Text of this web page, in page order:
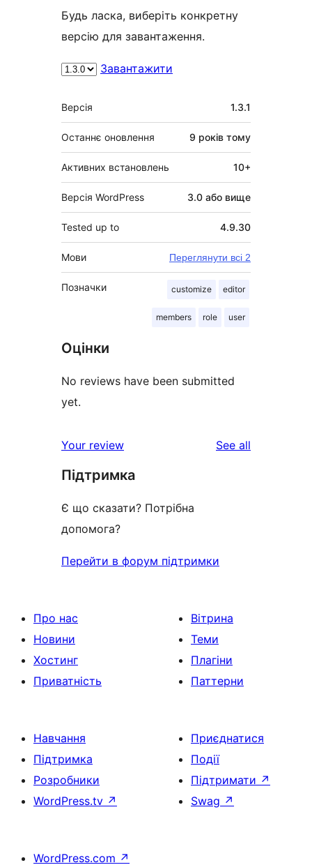
Будь ласка, виберіть конкретну
версію для завантаження.
Завантажити
Мета
Версія 1.3.1
Останнє оновлення 9 років тому
Активних встановлень 10+
Версія WordPress 3.0 або вище
Tested up to 4.9.30
Мови Переглянути всі 2
Позначки customize editor
members role user
Оцінки
No reviews have been submitted
yet.
Your review See all
Підтримка
Є що сказати? Потрібна
допомога?
Перейти в форум підтримки
Про нас
Новини
Хостинг
Приватність
Вітрина
Теми
Плагіни
Паттерни
Навчання
Підтримка
Розробники
WordPress.tv ↗
Приєднатися
Події
Підтримати ↗
Swag ↗
WordPress.com ↗